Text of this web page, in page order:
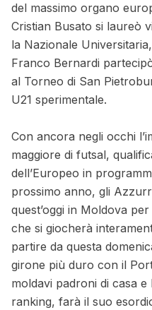
del massimo organo
Cristian Busato si laureò
la Nazionale
Franco Bernardi
al Torneo di San
U21 sperimentale.
Con ancora negli occhi
maggiore di futsal,
dell’Europeo in
prossimo anno, gli
quest’oggi in Moldova
che si giocherà
partire da questa
girone più duro con il
moldavi padroni di casa
ranking, farà il suo